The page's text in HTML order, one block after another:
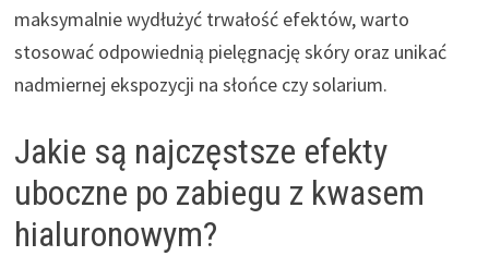
maksymalnie wydłużyć trwałość efektów, warto
stosować odpowiednią pielęgnację skóry oraz unikać
nadmiernej ekspozycji na słońce czy solarium.
Jakie są najczęstsze efekty
uboczne po zabiegu z kwasem
hialuronowym?